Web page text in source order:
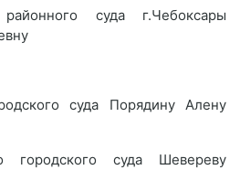
суда г.Чебоксары
суда Порядину Алену
городского суда Шевереву